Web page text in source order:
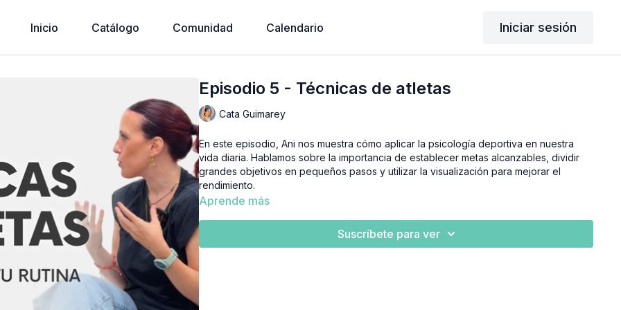
Inicio Catálogo Comunidad Calendario Iniciar sesión
Episodio 5 - Técnicas de atletas
Cata Guimarey
En este episodio, Ani nos muestra cómo aplicar la psicología deportiva en nuestra
vida diaria. Hablamos sobre la importancia de establecer metas alcanzables, dividir
grandes objetivos en pequeños pasos y utilizar la visualización para mejorar el
rendimiento.
Aprende más
Suscríbete para ver